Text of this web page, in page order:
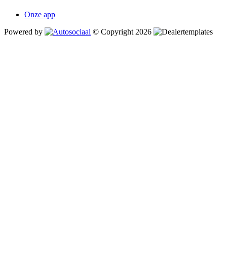
Onze app
Powered by
© Copyright 2026